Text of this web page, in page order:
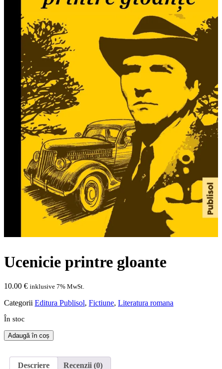
Ucenicie printre gloante
10.00 € inklusive 7% MwSt.
Categorii Editura Publisol, Fictiune, Literatura romana
În stoc
Cantitate
Ucenicie
gloante
Adaugă în coș
Descriere Recenzii (0)